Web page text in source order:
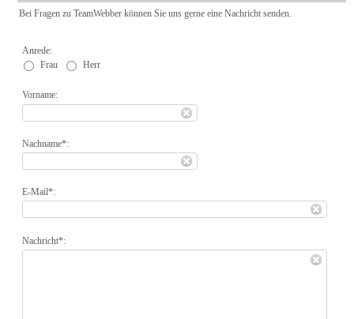
Bei Fragen zu TeamWebber können Sie uns gerne eine Nachricht senden.
Anrede:
Frau
Herr
Vorname:
Nachname*:
E-Mail*:
Nachricht*: